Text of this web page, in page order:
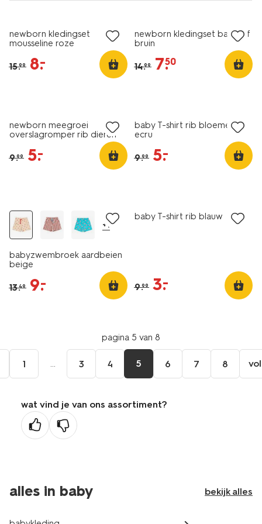
newborn kledingset
mousseline roze
15.99 8.
–
newborn kledingset badstof
bruin
14.99 7.
50
newborn meegroei
overslagromper rib dieren
9.99 5.
–
baby T-shirt rib bloemen
ecru
9.99 5.
–
+1
babyzwembroek aardbeien
beige
13.49 9.
–
baby T-shirt rib blauw
9.99 3.
–
pagina 5 van 8
1 ... 3 4 5 6 7 8
wat vind je van ons assortiment?
alles in baby bekijk alles